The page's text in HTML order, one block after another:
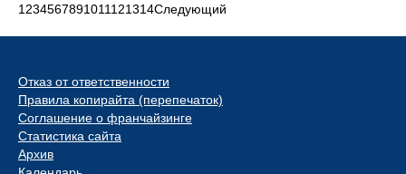
1 234567891011121314Следующий
Отказ от ответственности
Правила копирайта (перепечаток)
Соглашение о франчайзинге
Статистика сайта
Архив